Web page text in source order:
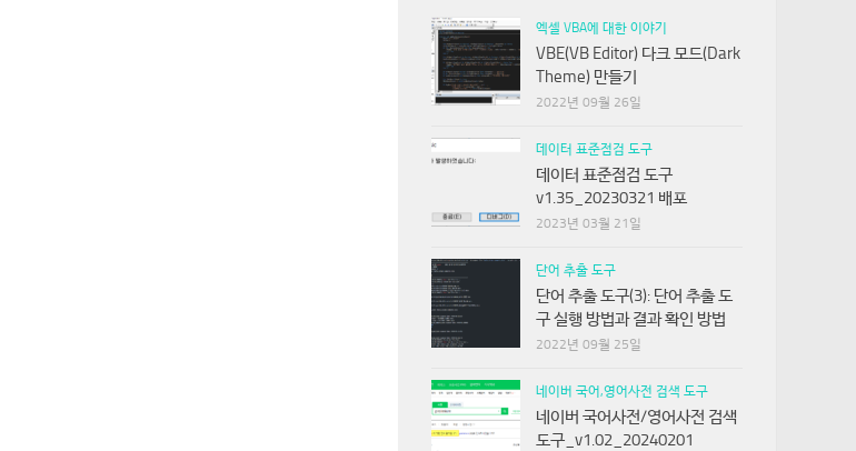
엑셀 VBA에 대한 이야기
VBE(VB Editor) 다크 모드(Dark
Theme) 만들기
2022년 09월 26일
데이터 표준점검 도구
데이터 표준점검 도구
v1.35_20230321 배포
2023년 03월 21일
단어 추출 도구
단어 추출 도구(3): 단어 추출 도
구 실행 방법과 결과 확인 방법
2022년 09월 25일
네이버 국어,영어사전 검색 도구
네이버 국어사전/영어사전 검색
도구_v1.02_20240201